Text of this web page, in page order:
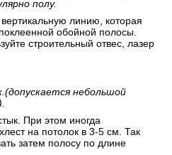
полу.
линию, которая
обойной полосы.
строительный отвес, лазер
небольшой
При этом иногда
на потолок в 3-5 см. Так
затем полосу по длине